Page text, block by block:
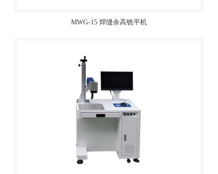
MWG-15 焊缝余高铣平机